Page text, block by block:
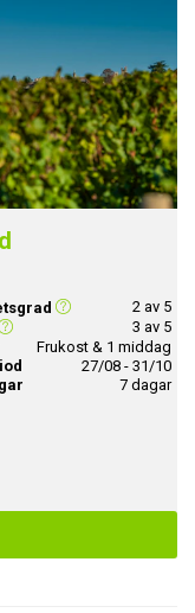
2 av 5
3 av 5
Frukost & 1 middag
27/08 - 31/10
7 dagar